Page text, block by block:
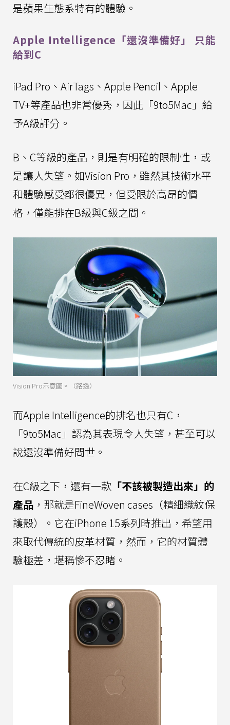
是蘋果生態系特有的體驗。
Apple Intelligence「還沒準備好」 只能
給到C
iPad Pro、AirTags、Apple Pencil、Apple
TV+等產品也非常優秀，因此「9to5Mac」給
予A級評分。
B、C等級的產品，則是有明確的限制性，或
是讓人失望。如Vision Pro，雖然其技術水平
和體驗感受都很優異，但受限於高昂的價
格，僅能排在B級與C級之間。
Vision Pro示意圖。（路透）
而Apple Intelligence的排名也只有C，
「9to5Mac」認為其表現令人失望，甚至可以
說還沒準備好問世。
在C級之下，還有一款 「不該被製造出來」的
產品 ，那就是FineWoven cases（精細織紋保
護殼）。它在iPhone 15系列時推出，希望用
來取代傳統的皮革材質，然而，它的材質體
驗極差，堪稱慘不忍睹。